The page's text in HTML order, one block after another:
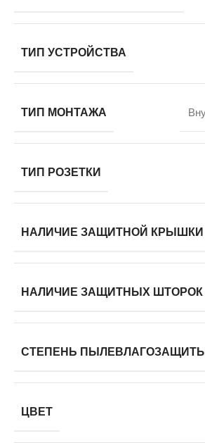
ТИП УСТРОЙСТВА
ТИП МОНТАЖА
ТИП РОЗЕТКИ
НАЛИЧИЕ ЗАЩИТНОЙ КРЫШКИ
НАЛИЧИЕ ЗАЩИТНЫХ ШТОРОК
СТЕПЕНЬ
ЦВЕТ